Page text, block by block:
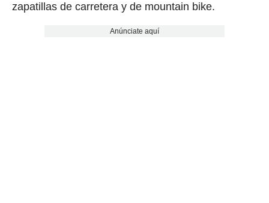
zapatillas de carretera y de mountain bike.
Anúnciate aquí